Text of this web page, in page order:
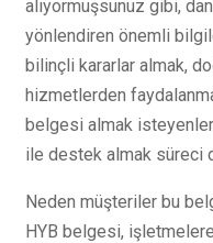
alıyormuşsunuz gibi,
yönlendiren önemli
bilinçli kararlar almak,
hizmetlerden
belgesi almak
ile destek almak süreci
Neden müşteriler bu
HYB belgesi,